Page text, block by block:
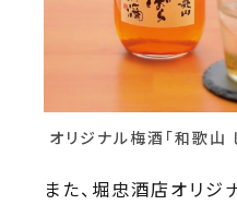
オリジナル梅酒「和歌山
また、堀忠酒店オリジ